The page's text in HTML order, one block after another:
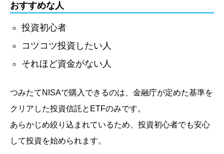
おすすめな人
投資初心者
コツコツ投資したい人
それほど資金がない人
つみたてNISAで購入できるのは、金融庁が定めた基準を
クリアした投資信託とETFのみです。
あらかじめ絞り込まれているため、投資初心者でも安心
して投資を始められます。